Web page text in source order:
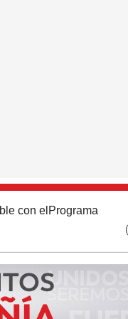
con el Programa